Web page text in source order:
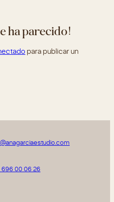
ha parecido!
para publicar un
696 00 06 26